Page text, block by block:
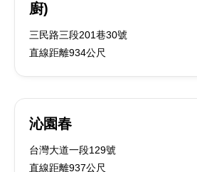
廚)
三民路三段201巷30號
直線距離934公尺
沁園春
台灣大道一段129號
直線距離937公尺